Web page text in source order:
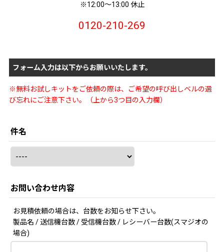
※12:00〜13:00 休止
0120-210-269
フォーム入力は以下からお願いいたします。
※無料お試しキットをご依頼の際は、ご希望の呼び出しベルの選
び忘れにご注意下さい。（上から3つ目の入力欄）
件名
お問い合わせ内容
お見積依頼の場合は、台数をお知らせ下さい。
製品名 / 送信機台数 / 受信機台数 / レシーバー台数(スマジオの
場合)